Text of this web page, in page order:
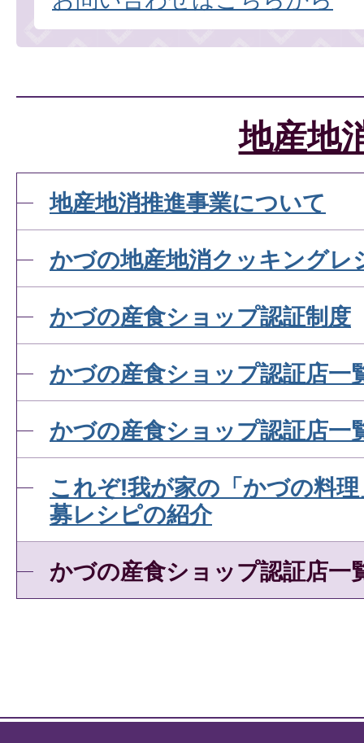
地産地
地産地消推進事業について
かづの地産地消クッキングレ
かづの産食ショップ認証制度
かづの産食ショップ認証店
かづの産食ショップ認証店
これぞ!我が家の「かづの料
募レシピの紹介
かづの産食ショップ認証店